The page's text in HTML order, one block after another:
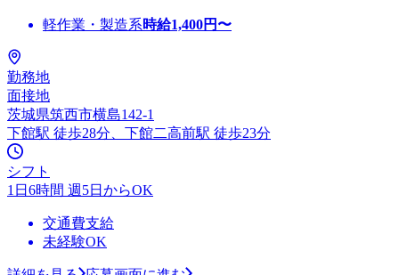
軽作業・製造系時給1,400円〜
勤務地
面接地
茨城県筑西市横島142-1
下館駅 徒歩28分、下館二高前駅 徒歩23分
シフト
1日6時間 週5日からOK
交通費支給
未経験OK